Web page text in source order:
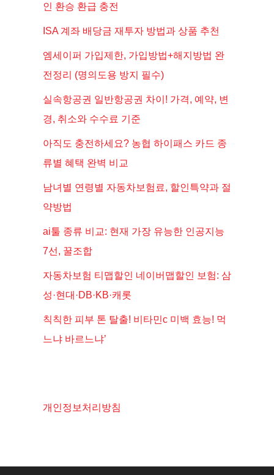
인 환승 환급 충전
ISA 계좌 배당금 재투자 방법과 상품 추천
엠세이퍼 가입제한, 가입방법+해지방법 완
전정리 (명의도용 방지 필수)
실속항공권 일반항공권 차이! 가격, 예약, 변
경, 취소와 수수료 기준
아직도 충전하세요? 농협 하이패스 카드 종
류별 혜택 완벽 비교
남녀별 연령별 자동차보험료, 할인특약과 절
약방법
ai툴 종류 비교: 현재 가장 유능한 인공지능
7선, 꿀조합
자동차보험 티맵할인 네이버맵할인 보험: 삼
성·현대·DB·KB·캐롯
칙칙한 피부 톤 탈출! 비타민c 미백 효능! 먹
느냐 바르느냐’
개인정보처리방침